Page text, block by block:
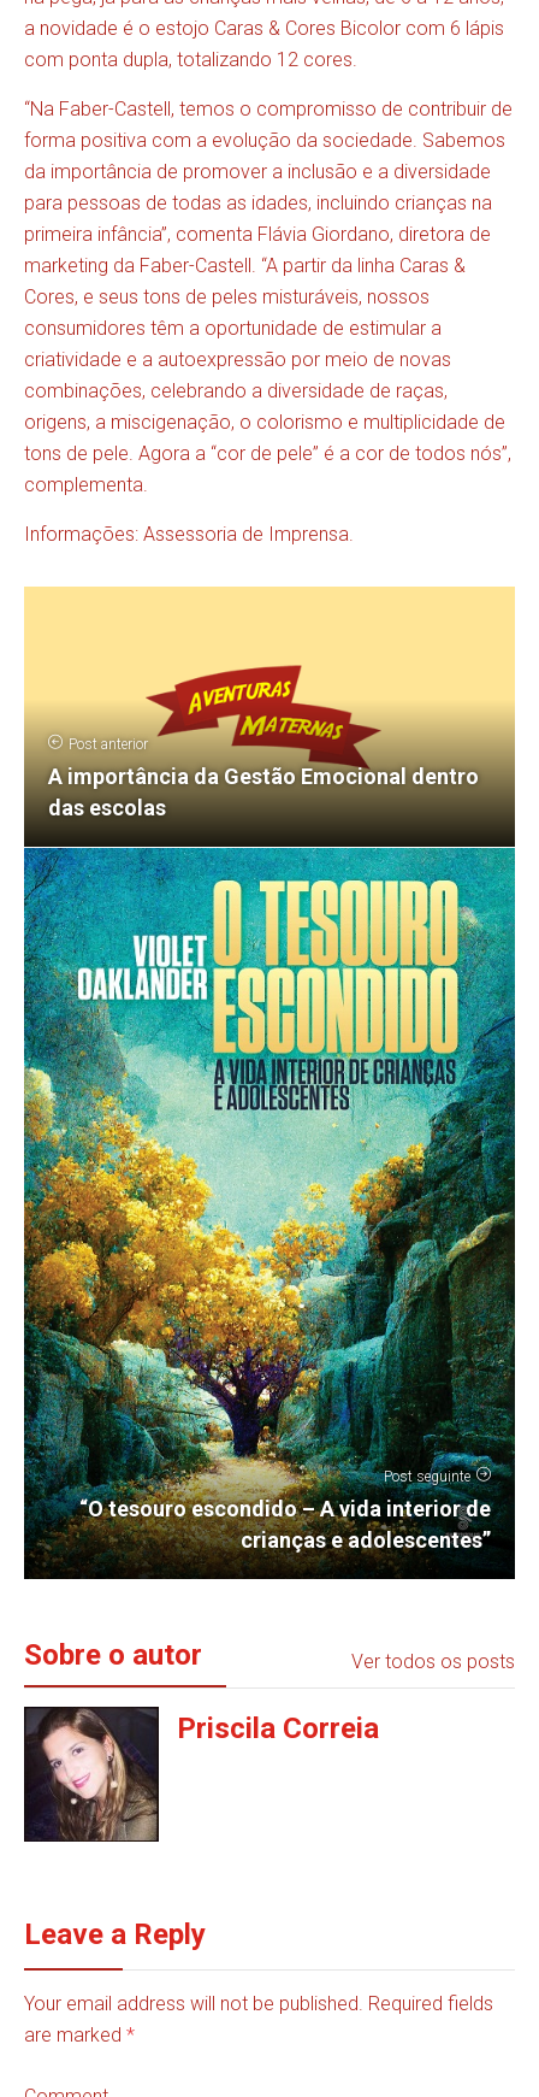
a novidade é o estojo Caras & Cores Bicolor com 6 lápis
com ponta dupla, totalizando 12 cores.
“Na Faber-Castell, temos o compromisso de contribuir de
forma positiva com a evolução da sociedade. Sabemos
da importância de promover a inclusão e a diversidade
para pessoas de todas as idades, incluindo crianças na
primeira infância”, comenta Flávia Giordano, diretora de
marketing da Faber-Castell. “A partir da linha Caras &
Cores, e seus tons de peles misturáveis, nossos
consumidores têm a oportunidade de estimular a
criatividade e a autoexpressão por meio de novas
combinações, celebrando a diversidade de raças,
origens, a miscigenação, o colorismo e multiplicidade de
tons de pele. Agora a “cor de pele” é a cor de todos nós”,
complementa.
Informações: Assessoria de Imprensa.
Post anterior
A importância da Gestão Emocional dentro
das escolas
Post seguinte
“O tesouro escondido – A vida interior de
crianças e adolescentes”
Sobre o autor Ver todos os posts
Priscila Correia
Leave a Reply
Your email address will not be published. Required fields
are marked *